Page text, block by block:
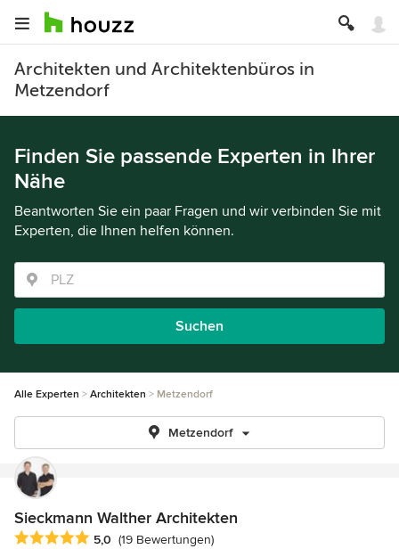
Architekten und Architektenbüros in
Metzendorf
Finden Sie passende Experten in Ihrer
Nähe
Beantworten Sie ein paar Fragen und wir verbinden Sie mit
Experten, die Ihnen helfen können.
Suchen
Alle Experten Architekten Metzendorf
Metzendorf
Sieckmann Walther Architekten
Durchschnittliche Bewertung: 5 von 5 Sternen
5,0 (19 Bewertungen)